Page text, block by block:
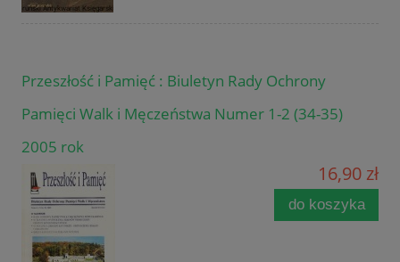
Przeszłość i Pamięć : Biuletyn Rady Ochrony
Pamięci Walk i Męczeństwa Numer 1-2 (34-35)
2005 rok
16,90 zł
do koszyka